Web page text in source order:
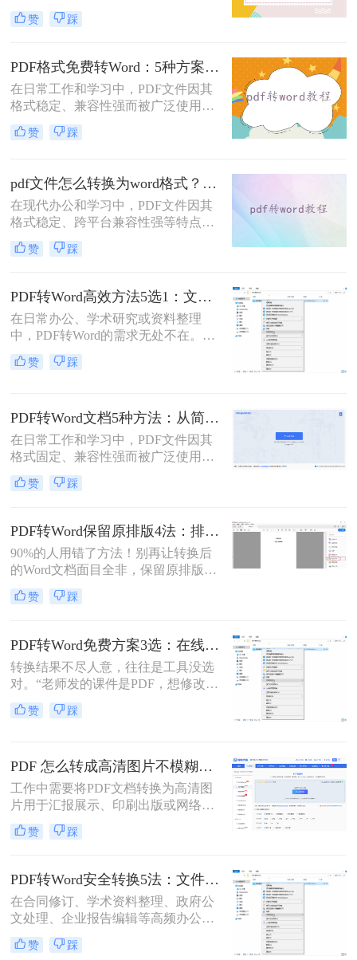
识别）技术提取文字并转换为可编辑
的Word格式。那么扫描pdf怎么转换
5种主流方案，助您高效完成转换。
赞 踩
PDF格式免费转Word：5种方案的速度、精度、文件限制对比！
在日常工作和学习中，PDF文件因其
格式稳定、兼容性强而被广泛使用。
然而，当需要对PDF内容进行编辑
时，很多人会遇到困难。此时，将
换成word"这一常见需求，本文将为
您详细介绍五种安全、高效且完全免
费的转换方法，帮助您轻松实现格式
转换。
赞 踩
pdf文件怎么转换为word格式？这3种转换方法可以尝试下！
在现代办公和学习中，PDF文件因其
格式稳定、跨平台兼容性强等特点而
被广泛使用。然而，当需要编辑PDF
文件中的内容时，将其转换为Word格
换为word格式呢？本文将介绍三种简
单实用的方法，帮助您轻松将PDF文
件转换为Word格式。
赞 踩
PDF转Word高效方法5选1：文件大小和类型决定用哪个！
在日常办公、学术研究或资料整理
中，PDF转Word的需求无处不在。那
么pdf怎么转换成word呢？本文将系统
解析5种主流方法，涵盖不同场景，
赞 踩
PDF转Word文档5种方法：从简单复制到专业软件的适用范围！
在日常工作和学习中，PDF文件因其
格式固定、兼容性强而被广泛使用。
然而，PDF的静态特性也带来了编辑
困难的问题。为了便于修改和协作，
许多用户的刚需。那么pdf怎么转换成
word文档呢？本文将详细介绍五种常
用的PDF转Word方法，帮助您选择最
适合自己的解决方案。
赞 踩
PDF转Word保留原排版4法：排版优先模式、OCR选项和格式修复全流程！
90%的人用错了方法！别再让转换后
的Word文档面目全非，保留原排版的
秘密就在这里。“这表格怎么全乱
了？”、“字体全变了，我还得一个个
PDF转为Word文档时，最崩溃的瞬
间。一份精心排版的PDF报告，转换
后却变成需要“二次加工”的混乱文
档，不仅浪费时间，更可能引发关键
信息错漏的风险。那么pdf转word怎么
保留原排版呢？
赞 踩
PDF转Word免费方案3选：在线免费额度、客户端试用和Word自带的区别！
转换结果不尽人意，往往是工具没选
对。“老师发的课件是PDF，想修改内
容怎么办？”“客户发来的合同是
PDF，需要调整条款怎么处理？”从事
的“灵魂拷问”。
赞 踩
PDF 怎么转成高清图片不模糊？5种高清转换方法（2026实测指南）
工作中需要将PDF文档转换为高清图
片用于汇报展示、印刷出版或网络分
享，但转换后图片模糊不清、细节丢
失、放大后出现马赛克……这些"清
能导致重要信息无法识别。那么PDF
怎么转成高清图片不模糊呢？别再忍
受模糊图片！本文直击痛点，提供可
立即执行的高清转换方案，助您10分
钟内获得印刷级清晰度！
赞 踩
PDF转Word安全转换5法：文件加密、隐私保护和格式修复完整方案！
在合同修订、学术资料整理、政府公
文处理、企业报告编辑等高频办公场
景中，将PDF精准转换为可编辑Word
文档是效率刚需，却也是“翻车”重灾
赞 踩